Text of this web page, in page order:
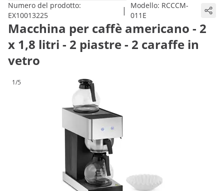
Numero del prodotto:
EX10013225
| Modello: RCCCM-
011E
Macchina per caffè americano - 2
x 1,8 litri - 2 piastre - 2 caraffe in
vetro
1/5